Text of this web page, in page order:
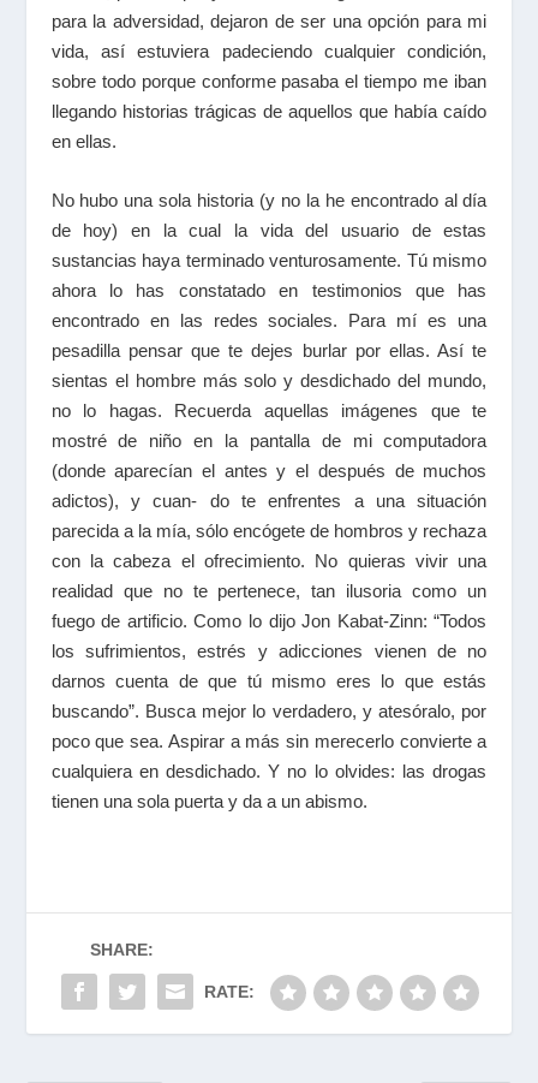
para la adversidad, dejaron de ser una opción para mi
vida, así estuviera padeciendo cualquier condición,
sobre todo porque conforme pasaba el tiempo me iban
llegando historias trágicas de aquellos que había caído
en ellas.
No hubo una sola historia (y no la he encontrado al día
de hoy) en la cual la vida del usuario de estas
sustancias haya terminado venturosamente. Tú mismo
ahora lo has constatado en testimonios que has
encontrado en las redes sociales. Para mí es una
pesadilla pensar que te dejes burlar por ellas. Así te
sientas el hombre más solo y desdichado del mundo,
no lo hagas. Recuerda aquellas imágenes que te
mostré de niño en la pantalla de mi computadora
(donde aparecían el antes y el después de muchos
adictos), y cuan- do te enfrentes a una situación
parecida a la mía, sólo encógete de hombros y rechaza
con la cabeza el ofrecimiento. No quieras vivir una
realidad que no te pertenece, tan ilusoria como un
fuego de artificio. Como lo dijo Jon Kabat-Zinn: “Todos
los sufrimientos, estrés y adicciones vienen de no
darnos cuenta de que tú mismo eres lo que estás
buscando”. Busca mejor lo verdadero, y atesóralo, por
poco que sea. Aspirar a más sin merecerlo convierte a
cualquiera en desdichado. Y no lo olvides: las drogas
tienen una sola puerta y da a un abismo.
SHARE:
RATE: